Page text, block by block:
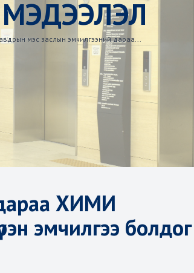
мэс заслын эмчилгээний дараа...
ХИМИ
эмчилгээ болдог